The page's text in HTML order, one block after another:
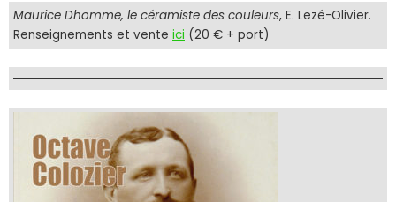
Maurice Dhomme, le céramiste des couleurs, E. Lezé-Olivier.
Renseignements et vente ici (20 € + port)